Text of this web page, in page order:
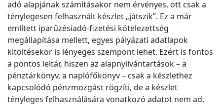
adó alapjának számításakor nem érvényes, ott csak a
ténylegesen felhasznált készlet „játszik”. Ez a már
említett iparűzésiadó-fizetési kötelezettség
megállapítása mellett, egyes pályázati adatlapok
kitöltésekor is lényeges szempont lehet. Ezért is fontos
a pontos leltár, hiszen az alapnyilvántartások – a
pénztárkönyv, a naplófőkönyv – csak a készlethez
kapcsolódó pénzmozgást rögzíti, de a készlet
tényleges felhasználására vonatkozó adatot nem ad.